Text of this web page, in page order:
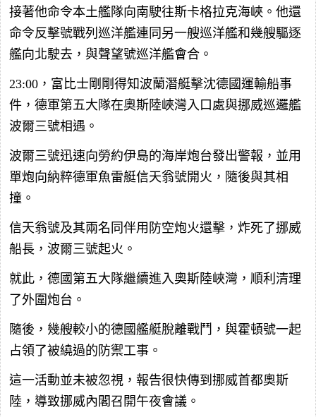
接著他命令本土艦隊向南駛往斯卡格拉克海峽。他還
命令反擊號戰列巡洋艦連同另一艘巡洋艦和幾艘驅逐
艦向北駛去，與聲望號巡洋艦會合。
23:00，富比士剛剛得知波蘭潛艇擊沈德國運輸船事
件，德軍第五大隊在奧斯陸峽灣入口處與挪威巡邏艦
波爾三號相遇。
波爾三號迅速向勞約伊島的海岸炮台發出警報，並用
單炮向納粹德軍魚雷艇信天翁號開火，隨後與其相
撞。
信天翁號及其兩名同伴用防空炮火還擊，炸死了挪威
船長，波爾三號起火。
就此，德國第五大隊繼續進入奧斯陸峽灣，順利清理
了外圍炮台。
隨後，幾艘較小的德國艦艇脫離戰鬥，與霍頓號一起
占領了被繞過的防禦工事。
這一活動並未被忽視，報告很快傳到挪威首都奧斯
陸，導致挪威內閣召開午夜會議。